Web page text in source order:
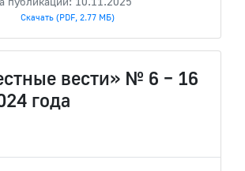
Скачать (PDF, 2.77 МБ)
вести» № 6 – 16
года